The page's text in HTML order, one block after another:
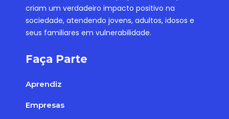
criam um verdadeiro impacto positivo na
sociedade, atendendo jovens, adultos, idosos e
seus familiares em vulnerabilidade.
Faça Parte
Aprendiz
Empresas